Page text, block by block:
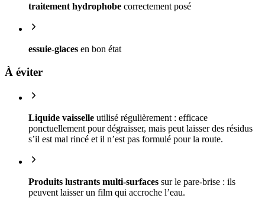
traitement hydrophobe correctement posé
essuie-glaces en bon état
À éviter
Liquide vaisselle utilisé régulièrement : efficace
ponctuellement pour dégraisser, mais peut laisser des résidus
s’il est mal rincé et il n’est pas formulé pour la route.
Produits lustrants multi-surfaces sur le pare-brise : ils
peuvent laisser un film qui accroche l’eau.